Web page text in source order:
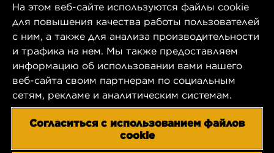
CAREER
COMPANY STORE
DATA PRIVACY
IMPRINT
Instagram
YouTube
1 Wix Way
P.O. Box 1967
Gastonia, NC 28054
US Product & Customer Service:
На этом веб-сайте используются файлы cookie
для повышения качества работы пользователей
с ним, а также для анализа производительности
и трафика на нем. Мы также предоставляем
информацию об использовании вами нашего
веб-сайта своим партнерам по социальным
сетям, рекламе и аналитическим системам.
Согласиться с использованием файлов
cookie